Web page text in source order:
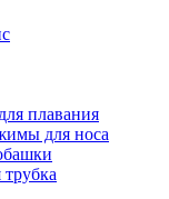
плавания
для носа